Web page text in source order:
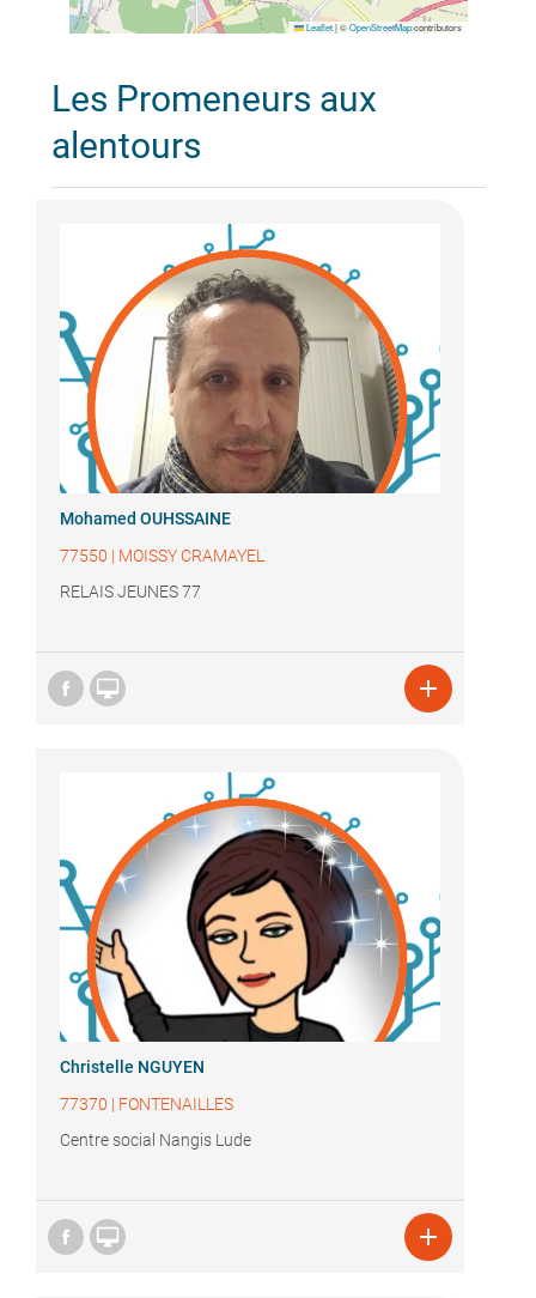
Leaflet |©OpenStreetMapcontributors
Les Promeneurs aux
alentours
Mohamed OUHSSAINE
77550 | MOISSY CRAMAYEL
RELAIS JEUNES 77
 
Christelle NGUYEN
77370 | FONTENAILLES
Centre social Nangis Lude
 